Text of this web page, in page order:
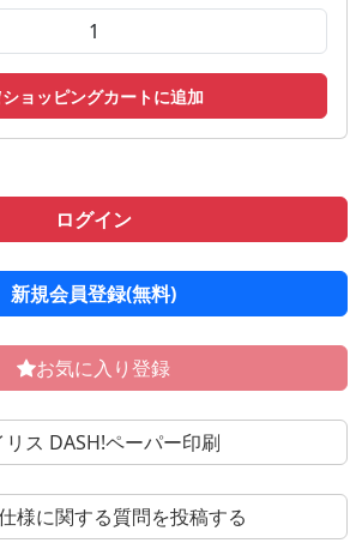
ショッピングカートに追加
ログイン
新規会員登録(無料)
お気に入り登録
リス DASH!ペーパー印刷
様に関する質問を投稿する